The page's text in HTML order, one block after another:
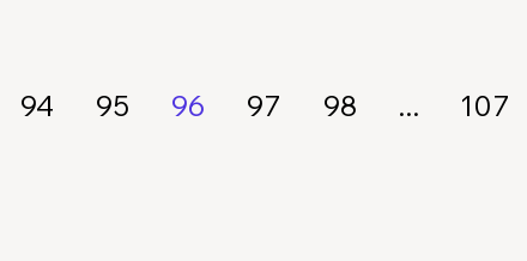
94 95 96 97 98 ... 107